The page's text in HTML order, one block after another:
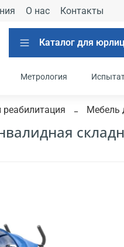
О нас Контакты
Каталог для
Метрология
Мебель